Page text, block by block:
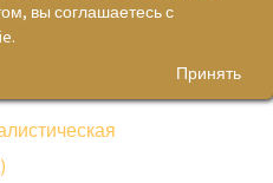
экспертиза
вы соглашаетесь с
Принять